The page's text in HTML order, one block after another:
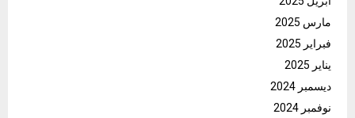
مارس 2025
فبراير 2025
يناير 2025
ديسمبر 2024
نوفمبر 2024